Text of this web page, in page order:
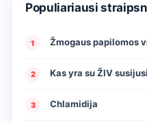
Populiariausi
1 Žmogaus papilomos
2 Kas yra su ŽIV
3 Chlamidija